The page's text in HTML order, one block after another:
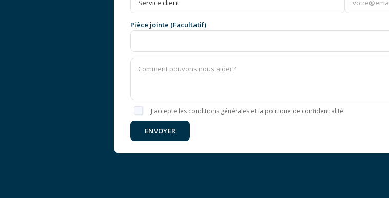
Pièce jointe (Facultatif)
J'accepte les conditions générales et la politique de confidentialité
ENVOYER